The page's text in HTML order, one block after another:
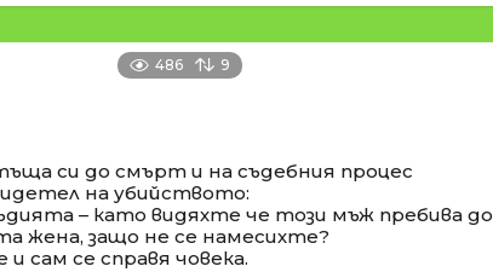
486 9
си до смърт и на съдебния процес
на убийството:
– като видяхте че този мъж пребива до
жена, защо не се намесихте?
сам се справя човека.